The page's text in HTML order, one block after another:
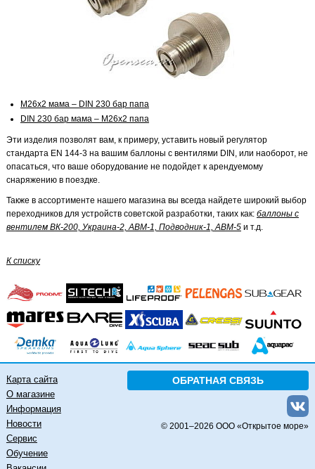
M26x2 мама – DIN 230 бар папа
DIN 230 бар мама – M26x2 папа
Эти изделия позволят вам, к примеру, уставить новый регулятор
стандарта EN 144-3 на вашим баллоны с вентилями DIN, или наоборот, не
опасаться, что ваше оборудование не подойдет к арендуемому
снаряжению в поездке.
Также в ассортименте нашего магазина вы всегда найдете широкий выбор
переходников для устройств советской разработки, таких как: баллоны с
вентилем ВК-200, Украина-2, АВМ-1, Подводник-1, АВМ-5и т.д.
К списку
ОБРАТНАЯ СВЯЗЬ
© 2001–2026 ООО «Открытое море»
Карта сайта
О магазине
Информация
Новости
Сервис
Обучение